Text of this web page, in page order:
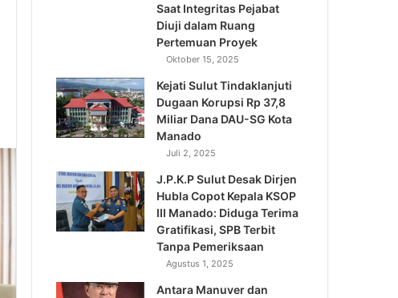
Saat Integritas Pejabat
Diuji dalam Ruang
Pertemuan Proyek
Oktober 15, 2025
Kejati Sulut Tindaklanjuti
Dugaan Korupsi Rp 37,8
Miliar Dana DAU-SG Kota
Manado
Juli 2, 2025
J.P.K.P Sulut Desak Dirjen
Hubla Copot Kepala KSOP
III Manado: Diduga Terima
Gratifikasi, SPB Terbit
Tanpa Pemeriksaan
Agustus 1, 2025
Antara Manuver dan